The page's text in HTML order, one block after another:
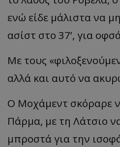
ενώ είδε μάλιστα να
ασίστ στο 37’, για
Με τους
αλλά και αυτό να
Ο Μοχάμεντ σκόραρε
Πάρμα, με τη Λάτσιο
μπροστά για την